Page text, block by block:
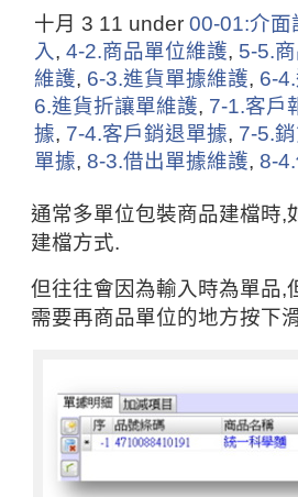
十月 3 11 under 00-01:介面
入, 4-2.商品單位維護, 5-5.
維護, 6-3.進貨單據維護, 6-
6.進貨折讓單維護, 7-1.客戶
據, 7-4.客戶銷退單據, 7-5.
單據, 8-3.借出單據維護, 8-
通常多單位包裝商品建檔時,
建檔方式.
但往往會因為輸入時為單品,
需要再商品單位的地方按下